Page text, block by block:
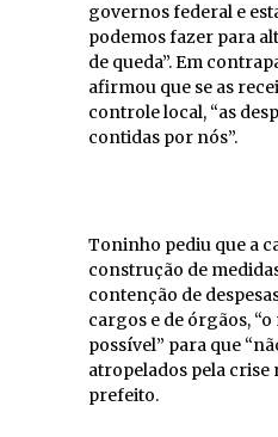
governos federal e
podemos fazer para
de queda”. Em
afirmou que se as
controle local, “as
contidas por nós”.
Toninho pediu que a
construção de
contenção de
cargos e de órgãos,
possível” para que
atropelados pela crise
prefeito.